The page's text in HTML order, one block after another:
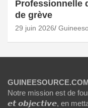
Professionnelle
de grève
29 juin 2026
Notre mission est de
𝙚𝙩 𝙤𝙗𝙟𝙚𝙘𝙩𝙞𝙫𝙚, en